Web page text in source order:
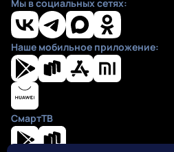
Мы в социальных сетях:
Наше мобильное приложение:
СмартТВ